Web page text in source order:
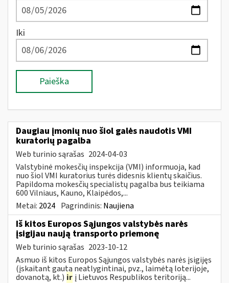
Iki
Paieška
Daugiau įmonių nuo šiol galės naudotis VMI
kuratorių pagalba
Web turinio sąrašas 2024-04-03
Valstybinė mokesčių inspekcija (VMI) informuoja, kad
nuo šiol VMI kuratorius turės didesnis klientų skaičius.
Papildoma mokesčių specialistų pagalba bus teikiama
600 Vilniaus, Kauno, Klaipėdos,...
Metai: 2024 Pagrindinis: Naujiena
Iš kitos Europos Sąjungos valstybės narės
įsigijau naują transporto priemonę
Web turinio sąrašas 2023-10-12
Asmuo iš kitos Europos Sąjungos valstybės narės įsigijęs
(įskaitant gautą neatlygintinai, pvz., laimėtą loterijoje,
dovanotą, kt.) ir į Lietuvos Respublikos teritoriją...